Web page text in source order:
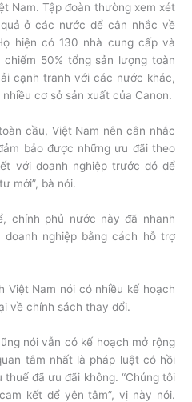
Nam. Tập đoàn thường xem xét
ở các nước để cân nhắc về
hiện có 130 nhà cung cấp và
50% tổng sản lượng toàn
cạnh tranh với các nước khác,
cơ sở sản xuất của Canon.
cầu, Việt Nam nên cân nhắc
bảo được những ưu đãi theo
với doanh nghiệp trước đó để
mới”, bà nói.
chính phủ nước này đã nhanh
nghiệp bằng cách hỗ trợ
Việt Nam nói có nhiều kế hoạch
về chính sách thay đổi.
nói vẫn có kế hoạch mở rộng
tâm nhất là pháp luật có hồi
đã ưu đãi không. “Chúng tôi
kết để yên tâm”, vị này nói.